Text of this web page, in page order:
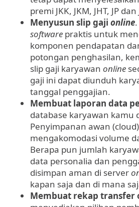
premi JKK, JKM, JHT, JP dan
Menyusun slip gaji online
software praktis untuk
komponen pendapatan
potongan penghasilan,
slip gaji karyawan online
gaji ini dapat diunduh
tanggal penggajian.
Membuat laporan data
database karyawan kamu
Penyimpanan awan
mengakomodasi volume
Berapa pun jumlah
data personalia dan
disimpan aman di server
kapan saja dan di mana
Membuat rekap transfer